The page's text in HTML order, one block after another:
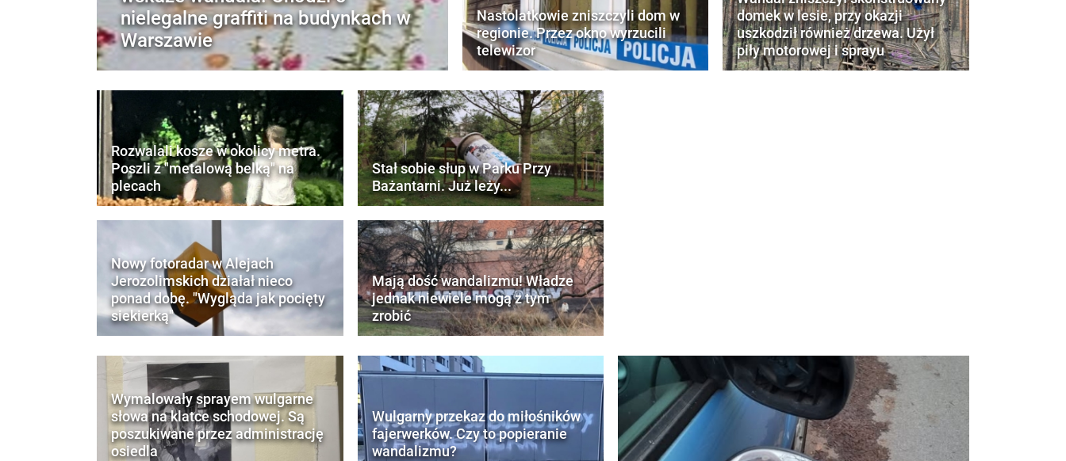
nielegalne graffiti na budynkach w
Warszawie
Nastolatkowie zniszczyli dom w
regionie. Przez okno wyrzucili
telewizor
domek w lesie, przy okazji
uszkodził również drzewa. Użył
piły motorowej i sprayu
Rozwalali kosze w okolicy metra.
Poszli z "metalową belką" na
plecach
Nowy fotoradar w Alejach
Jerozolimskich działał nieco
ponad dobę. "Wygląda jak pocięty
siekierką"
Stał sobie słup w Parku Przy
Bażantarni. Już leży...
Mają dość wandalizmu! Władze
jednak niewiele mogą z tym
zrobić
Wymalowały sprayem wulgarne
słowa na klatce schodowej. Są
poszukiwane przez administrację
osiedla
Wulgarny przekaz do miłośników
fajerwerków. Czy to popieranie
wandalizmu?